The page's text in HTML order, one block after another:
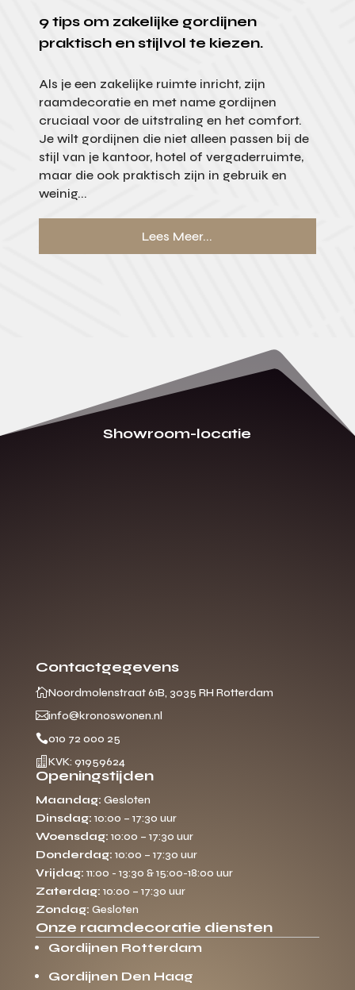
9 tips om zakelijke gordijnen
praktisch en stijlvol te kiezen.
Als je een zakelijke ruimte inricht, zijn
raamdecoratie en met name gordijnen
cruciaal voor de uitstraling en het comfort.
Je wilt gordijnen die niet alleen passen bij de
stijl van je kantoor, hotel of vergaderruimte,
maar die ook praktisch zijn in gebruik en
weinig...
Lees Meer...
Showroom-locatie
Contactgegevens
Noordmolenstraat 61B, 3035 RH Rotterdam
info@kronoswonen.nl
010 72 000 25
 KVK: 91959624
Openingstijden
Maandag: Gesloten
Dinsdag: 10:00 – 17:30 uur
Woensdag: 10:00 – 17:30 uur
Donderdag: 10:00 – 17:30 uur
Vrijdag: 11:00 - 13:30 & 15:00-18:00 uur
Zaterdag: 10:00 – 17:30 uur
Zondag: Gesloten
Onze raamdecoratie diensten
Gordijnen Rotterdam
Gordijnen Den Haag